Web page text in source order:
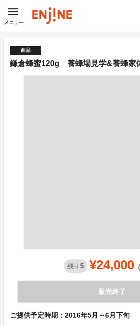
メニュー
商品
鎌倉蜂蜜120g 養蜂場見学&養蜂家
残り 5 ¥24,000
販売終了
ご提供予定時期：2016年5月～6月下旬